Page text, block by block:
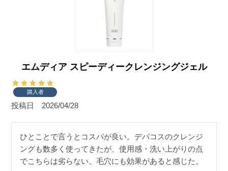
エムディア スピーディークレンジングジェル
購入者
投稿日 2026/04/28
ひとことで言うとコスパが良い。デパコスのクレンジ
ングも数多く使ってきたが、使用感・洗い上がりの点
でこちらは劣らない。毛穴にも効果があると感じた。